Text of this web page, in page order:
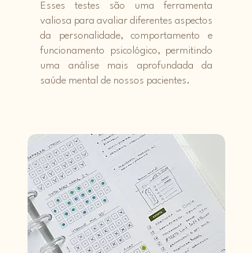
Esses testes são uma ferramenta
valiosa para avaliar diferentes aspectos
da personalidade, comportamento e
funcionamento psicológico, permitindo
uma análise mais aprofundada da
saúde mental de nossos pacientes.